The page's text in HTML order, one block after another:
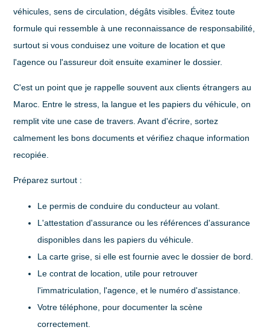
véhicules, sens de circulation, dégâts visibles. Évitez toute
formule qui ressemble à une reconnaissance de responsabilité,
surtout si vous conduisez une voiture de location et que
l'agence ou l'assureur doit ensuite examiner le dossier.
C'est un point que je rappelle souvent aux clients étrangers au
Maroc. Entre le stress, la langue et les papiers du véhicule, on
remplit vite une case de travers. Avant d'écrire, sortez
calmement les bons documents et vérifiez chaque information
recopiée.
Préparez surtout :
Le permis de conduire du conducteur au volant.
L'attestation d'assurance ou les références d'assurance
disponibles dans les papiers du véhicule.
La carte grise , si elle est fournie avec le dossier de bord.
Le contrat de location , utile pour retrouver
l'immatriculation, l'agence, et le numéro d'assistance.
Votre téléphone , pour documenter la scène
correctement.